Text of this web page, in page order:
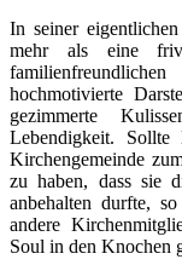
In seiner
mehr als eine
hochmotivierte
gezimmerte
Lebendigkeit. Sollte
Kirchengemeinde
zu haben, dass sie
anbehalten durfte,
andere
Soul in den Knochen